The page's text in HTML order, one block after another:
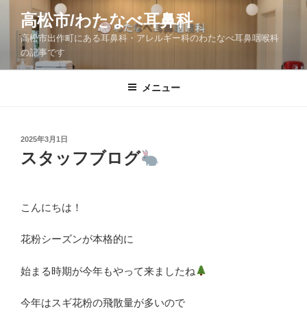
ツ
高松市/わたなべ耳鼻科
高松市出作町にある耳鼻科・アレルギー科のわたなべ耳鼻咽喉科
の記事です
メニュー
投
稿
日:
2025年3月1日
スタッフブログ
こんにちは！
花粉シーズンが本格的に
始まる時期が今年もやって来ましたね
今年はスギ花粉の飛散量が多いので